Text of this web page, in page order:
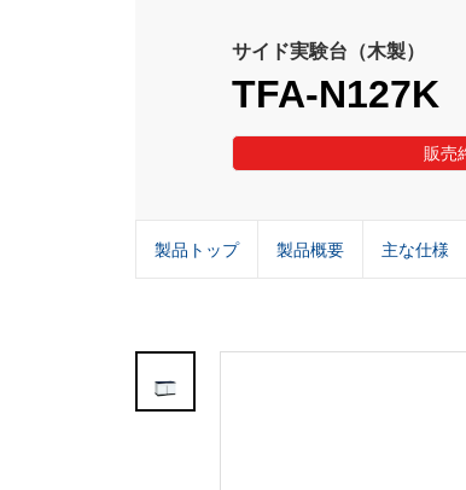
サイド実験台（木製）
TFA-N127K
販売
製品トップ 製品概要 主な仕様